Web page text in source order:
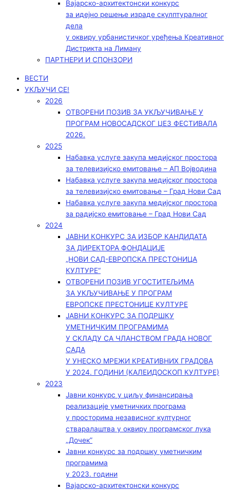
Вајарско-архитектонски конкурс
за идејно решење израде скулптуралног
дела
у оквиру урбанистичког уређења Креативног
Дистрикта на Лиману
ПАРТНЕРИ И СПОНЗОРИ
ВЕСТИ
УКЉУЧИ СЕ!
2026
ОТВОРЕНИ ПОЗИВ ЗА УКЉУЧИВАЊЕ У
ПРОГРАМ НОВОСАДСКОГ ЏЕЗ ФЕСТИВАЛА
2026.
2025
Набавка услуге закупа медијског простора
за телевизијско емитовање – АП Војводинa
Набавка услуге закупа медијског простора
за телевизијско емитовање – Град Нови Сад
Набавка услуге закупа медијског простора
за радијско емитовање – Град Нови Сад
2024
ЈАВНИ КОНКУРС ЗА ИЗБОР КАНДИДАТА
ЗА ДИРЕКТОРА ФОНДАЦИЈЕ
„НОВИ САД-ЕВРОПСКА ПРЕСТОНИЦА
КУЛТУРЕ“
ОТВОРЕНИ ПОЗИВ УГОСТИТЕЉИМА
ЗА УКЉУЧИВАЊЕ У ПРОГРАМ
ЕВРОПСКЕ ПРЕСТОНИЦЕ КУЛТУРЕ
ЈАВНИ КОНКУРС ЗА ПОДРШКУ
УМЕТНИЧКИМ ПРОГРАМИМА
У СКЛАДУ СА ЧЛАНСТВОМ ГРАДА НОВОГ
САДА
У УНЕСКО МРЕЖИ КРЕАТИВНИХ ГРАДОВА
У 2024. ГОДИНИ (КАЛЕИДОСКОП КУЛТУРЕ)
2023
Јавни конкурс у циљу финансирања
реализације уметничких програма
у просторима независног културног
стваралаштва у оквиру програмског лука
„Дочек”
Јавни конкурс за подршку уметничким
програмима
у 2023. години
Вајарско-архитектонски конкурс